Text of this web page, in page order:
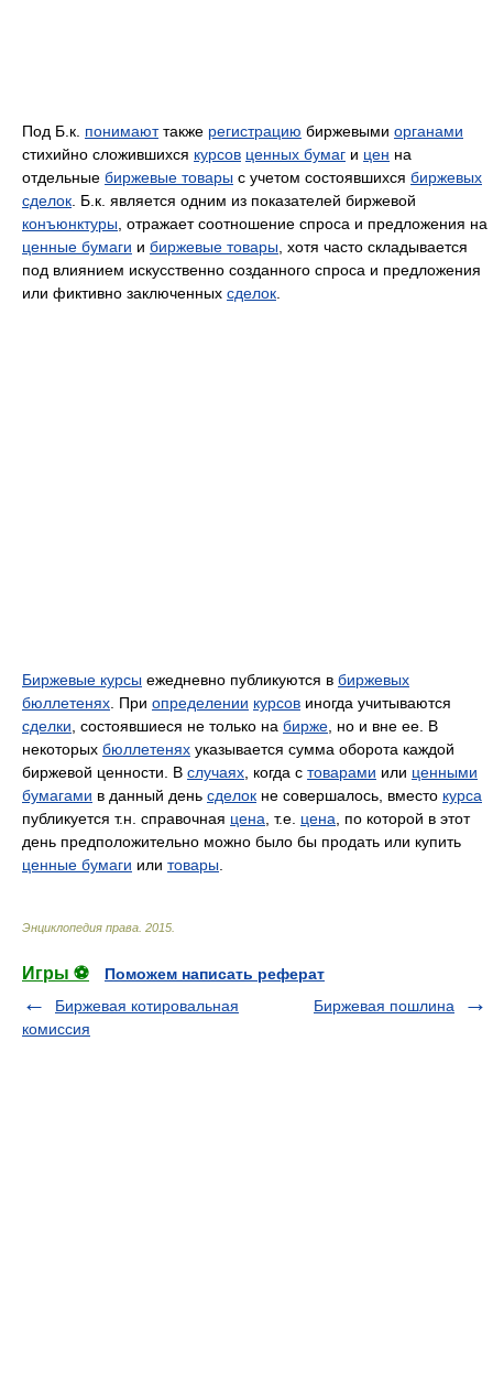
Под Б.к. понимаюттакже регистрацию биржевыми органами
стихийно сложившихся курсов ценных бумаг и цен на
отдельные биржевые товары с учетом состоявшихся биржевых
сделок . Б.к. является одним из показателей биржевой
конъюнктуры , отражает соотношение спроса и предложения на
ценные бумаги и биржевые товары , хотя часто складывается
под влиянием искусственно созданного спроса и предложения
или фиктивно заключенных сделок
Биржевые курсы ежедневно публикуются в биржевых
бюллетенях . При определении курсов иногда учитываются
сделки , состоявшиеся не только на бирже , но и вне ее. В
некоторых бюллетенях указывается сумма оборота каждой
биржевой ценности. В случаях , когда с товарами или ценными
бумагами в данный день сделок не совершалось, вместо курса
публикуется т.н. справочная цена , т.е. цена , по которой в этот
день предположительно можно было бы продать или купить
ценные бумаги или товары
Энциклопедия права 2015
Игры ⚽
Поможем написать реферат
Биржевая котировальная
комиссия
Биржевая пошлина